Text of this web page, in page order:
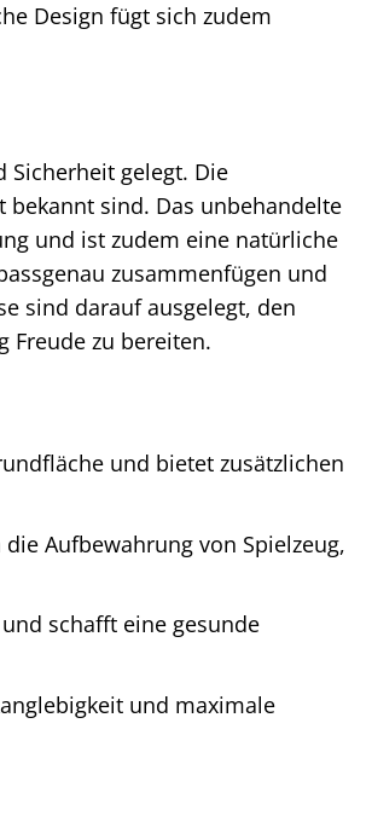
Design fügt sich zudem
Sicherheit gelegt. Die
sind. Das unbehandelte
und ist zudem eine natürliche
zusammenfügen und
sind darauf ausgelegt, den
Freude zu bereiten.
und bietet zusätzlichen
Aufbewahrung von Spielzeug,
schafft eine gesunde
und maximale